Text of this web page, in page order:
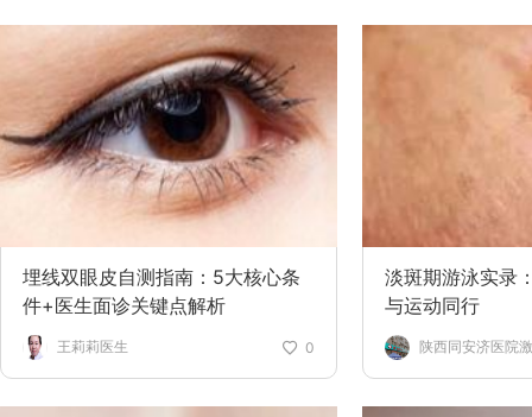
埋线双眼皮自测指南：5大核心条
件+医生面诊关键点解析
王莉莉医生 0
淡斑期游泳实录
与运动同行
陕西同安济医院